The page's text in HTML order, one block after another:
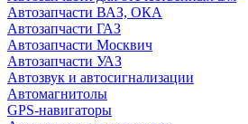
Автозапчасти ВАЗ, ОКА
Автозапчасти ГАЗ
Автозапчасти Москвич
Автозапчасти УАЗ
Автозвук и автосигнализации
Автомагнитолы
GPS-навигаторы